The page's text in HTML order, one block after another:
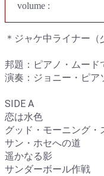
volume :
＊ジャケ中ライナー
邦題：ピアノ・ムード
演奏：ジョニー・ピア
SIDE A
恋は水色
グッド・モーニング・
サン・ホセへの道
遥かなる影
サンダーボール作戦